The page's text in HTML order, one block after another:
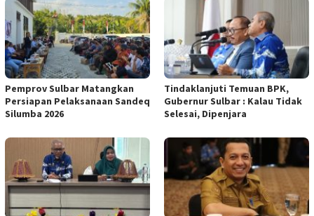
Pemprov Sulbar Matangkan
Persiapan Pelaksanaan Sandeq
Silumba 2026
Tindaklanjuti Temuan BPK,
Gubernur Sulbar : Kalau Tidak
Selesai, Dipenjara